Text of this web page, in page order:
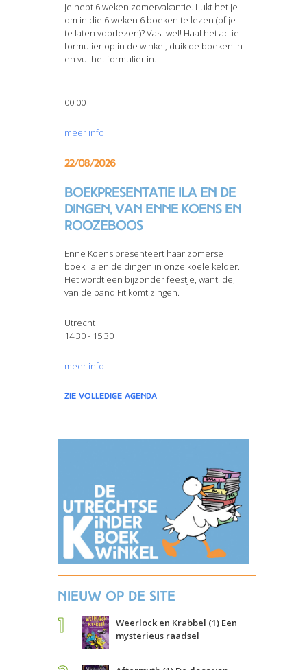
Je hebt 6 weken zomervakantie. Lukt het je
om in die 6 weken 6 boeken te lezen (of je
te laten voorlezen)? Vast wel! Haal het actie-
formulier op in de winkel, duik de boeken in
en vul het formulier in.
00:00
meer info
22/08/2026
Boekpresentatie Ila en de
dingen, van Enne Koens en
Roozeboos
Enne Koens presenteert haar zomerse
boek Ila en de dingen in onze koele kelder.
Het wordt een bijzonder feestje, want Ide,
van de band Fit komt zingen.
Utrecht
14:30 - 15:30
meer info
zie volledige agenda
Nieuw op de site
Weerlock en Krabbel (1) Een
mysterieus raadsel